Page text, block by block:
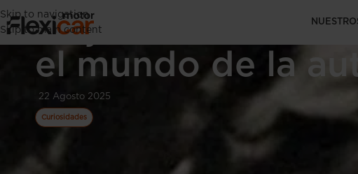
Skip to navigation
Skip to main content
Mujeres
el mundo de la
22 Agosto 2025
Curiosidades